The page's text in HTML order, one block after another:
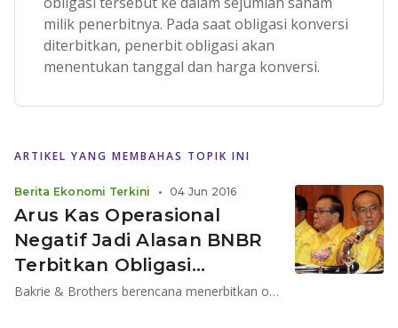
milik penerbitnya. Pada saat obligasi konversi
diterbitkan, penerbit obligasi akan
menentukan tanggal dan harga konversi.
ARTIKEL YANG MEMBAHAS TOPIK INI
Arus Kas Operasional
Negatif Jadi Alasan BNBR
Terbitkan Obligasi
Konversi?
Bakrie & Brothers berencana menerbitkan obligasi wajib konversi senilai Rp990,69 miliar.
Berita Ekonomi Terkini • 04 Jun 2016